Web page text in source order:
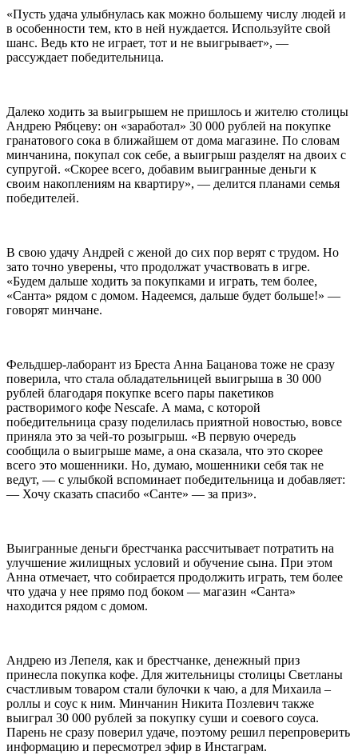
«Пусть удача улыбнулась как можно большему числу людей и
в особенности тем, кто в ней нуждается. Используйте свой
шанс. Ведь кто не играет, тот и не выигрывает», —
рассуждает победительница.
Далеко ходить за выигрышем не пришлось и жителю столицы
Андрею Рябцеву: он «заработал» 30 000 рублей на покупке
гранатового сока в ближайшем от дома магазине. По словам
минчанина, покупал сок себе, а выигрыш разделят на двоих с
супругой. «Скорее всего, добавим выигранные деньги к
своим накоплениям на квартиру», — делится планами семья
победителей.
В свою удачу Андрей с женой до сих пор верят с трудом. Но
зато точно уверены, что продолжат участвовать в игре.
«Будем дальше ходить за покупками и играть, тем более,
«Санта» рядом с домом. Надеемся, дальше будет больше!» —
говорят минчане.
Фельдшер-лаборант из Бреста Анна Бацанова тоже не сразу
поверила, что стала обладательницей выигрыша в 30 000
рублей благодаря покупке всего пары пакетиков
растворимого кофе Nescafe. А мама, с которой
победительница сразу поделилась приятной новостью, вовсе
приняла это за чей-то розыгрыш. «В первую очередь
сообщила о выигрыше маме, а она сказала, что это скорее
всего это мошенники. Но, думаю, мошенники себя так не
ведут, — с улыбкой вспоминает победительница и добавляет:
— Хочу сказать спасибо «Санте» — за приз».
Выигранные деньги брестчанка рассчитывает потратить на
улучшение жилищных условий и обучение сына. При этом
Анна отмечает, что собирается продолжить играть, тем более
что удача у нее прямо под боком — магазин «Санта»
находится рядом с домом.
Андрею из Лепеля, как и брестчанке, денежный приз
принесла покупка кофе. Для жительницы столицы Светланы
счастливым товаром стали булочки к чаю, а для Михаила –
роллы и соус к ним. Минчанин Никита Позлевич также
выиграл 30 000 рублей за покупку суши и соевого соуса.
Парень не сразу поверил удаче, поэтому решил перепроверить
информацию и пересмотрел эфир в Инстаграм.